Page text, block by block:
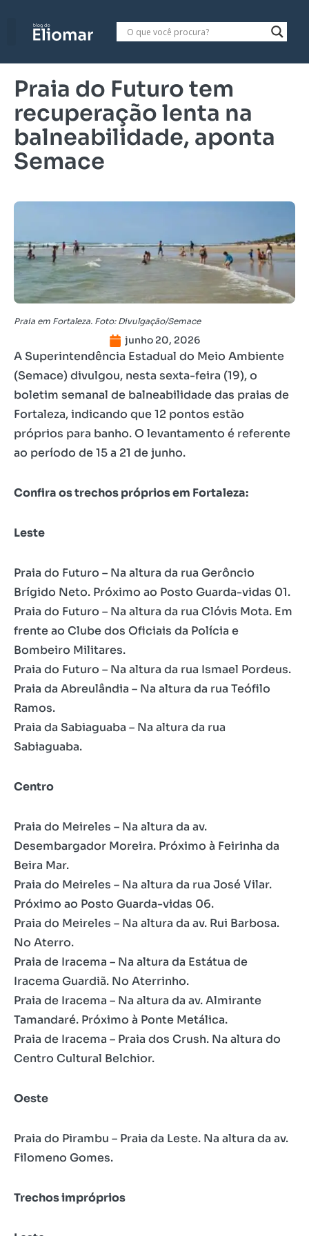
Praia do Futuro tem
recuperação lenta na
balneabilidade, aponta
Semace
Praia em Fortaleza. Foto: Divulgação/Semace
junho 20, 2026
A Superintendência Estadual do Meio Ambiente
(Semace) divulgou, nesta sexta-feira (19), o
boletim semanal de balneabilidade das praias de
Fortaleza, indicando que 12 pontos estão
próprios para banho. O levantamento é referente
ao período de 15 a 21 de junho.
Confira os trechos próprios em Fortaleza:
Leste
Praia do Futuro – Na altura da rua Gerôncio
Brígido Neto. Próximo ao Posto Guarda-vidas 01.
Praia do Futuro – Na altura da rua Clóvis Mota. Em
frente ao Clube dos Oficiais da Polícia e
Bombeiro Militares.
Praia do Futuro – Na altura da rua Ismael Pordeus.
Praia da Abreulândia – Na altura da rua Teófilo
Ramos.
Praia da Sabiaguaba – Na altura da rua
Sabiaguaba.
Centro
Praia do Meireles – Na altura da av.
Desembargador Moreira. Próximo à Feirinha da
Beira Mar.
Praia do Meireles – Na altura da rua José Vilar.
Próximo ao Posto Guarda-vidas 06.
Praia do Meireles – Na altura da av. Rui Barbosa.
No Aterro.
Praia de Iracema – Na altura da Estátua de
Iracema Guardiã. No Aterrinho.
Praia de Iracema – Na altura da av. Almirante
Tamandaré. Próximo à Ponte Metálica.
Praia de Iracema – Praia dos Crush. Na altura do
Centro Cultural Belchior.
Oeste
Praia do Pirambu – Praia da Leste. Na altura da av.
Filomeno Gomes.
Trechos impróprios